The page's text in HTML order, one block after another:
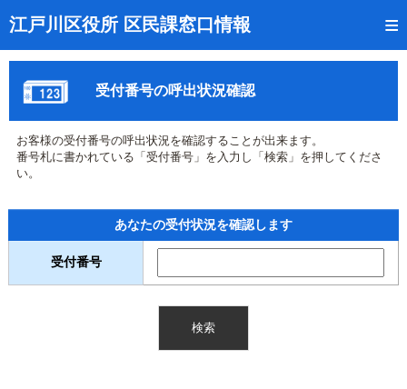
江戸川区役所 区民課窓口情報
トップページ
受付番号の呼出状況確認
証明書の交付状況確認
来庁日時の事前予約
事前予約の確認・取消
混雑予想カレンダー
受付番号の呼出状況確認
お客様の受付番号の呼出状況を確認することが出来ます。
番号札に書かれている「受付番号」を入力し「検索」を押してくださ
い。
あなたの受付状況を確認します
受付番号